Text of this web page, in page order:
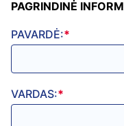
PAGRINDINĖ
PAVARDĖ:*
VARDAS:*